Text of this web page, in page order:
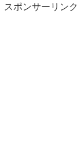
スポンサーリンク